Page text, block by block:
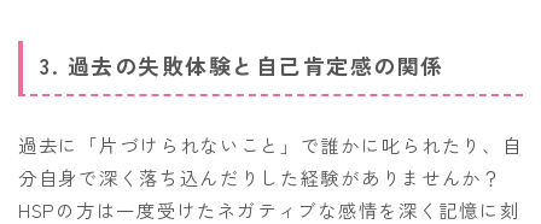
3. 過去の失敗体験と自己肯定感の関係
過去に「片づけられないこと」で誰かに叱られたり、自
分自身で深く落ち込んだりした経験がありませんか？
HSPの方は一度受けたネガティブな感情を深く記憶に刻